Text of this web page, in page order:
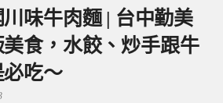
味牛肉麵 | 台中勤美
美食，水餃、炒手跟牛
必吃～